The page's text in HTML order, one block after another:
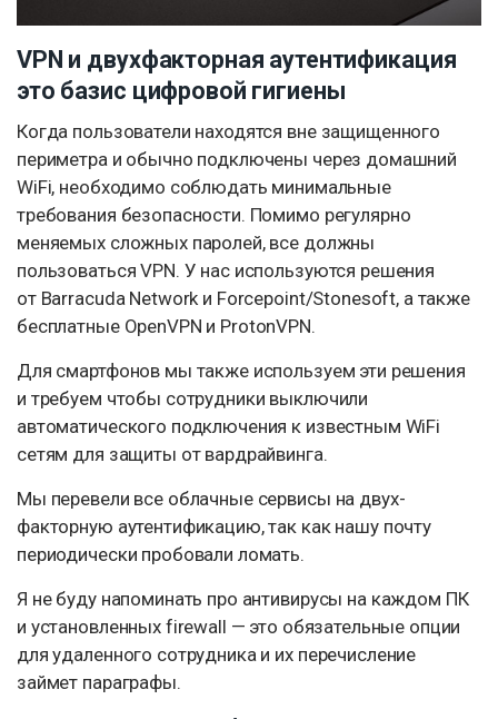
VPN и двухфакторная аутентификация
это базис цифровой гигиены
Когда пользователи находятся вне защищенного
периметра и обычно подключены через домашний
WiFi, необходимо соблюдать минимальные
требования безопасности. Помимо регулярно
меняемых сложных паролей, все должны
пользоваться VPN. У нас используются решения
от Barracuda Network и Forcepoint/Stonesoft, а также
бесплатные OpenVPN и ProtonVPN.
Для смартфонов мы также используем эти решения
и требуем чтобы сотрудники выключили
автоматического подключения к известным WiFi
сетям для защиты от вардрайвинга.
Мы перевели все облачные сервисы на двух-
факторную аутентификацию, так как нашу почту
периодически пробовали ломать.
Я не буду напоминать про антивирусы на каждом ПК
и установленных firewall — это обязательные опции
для удаленного сотрудника и их перечисление
займет параграфы.